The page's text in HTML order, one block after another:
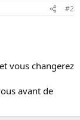
#2
vous changerez
avant de